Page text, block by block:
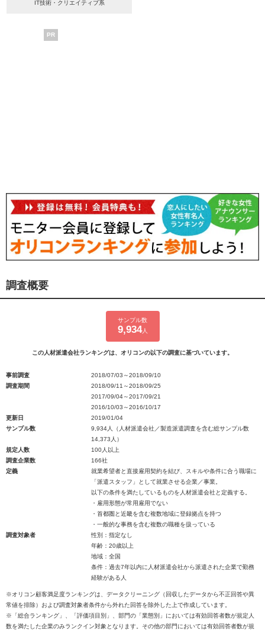
IT技術・クリエイティブ系
PR
調査概要
サンプル数
9,934人
この人材派遣会社ランキングは、オリコンの以下の調査に基づいています。
事前調査
2018/07/03～2018/09/10
調査期間
2018/09/11～2018/09/25
2017/09/04～2017/09/21
2016/10/03～2016/10/17
更新日
2019/01/04
サンプル数
9,934人（人材派遣会社／製造派遣調査を含む総サンプル数
14,373人）
規定人数
100人以上
調査企業数
166社
定義
就業希望者と直接雇用契約を結び、スキルや条件に合う職場に
「派遣スタッフ」として就業させる企業／事業。
以下の条件を満たしているものを人材派遣会社と定義する。
・雇用形態が常用雇用でない
・首都圏と近畿を含む複数地域に登録拠点を持つ
・一般的な事務を含む複数の職種を扱っている
調査対象者
性別：指定なし
年齢：20歳以上
地域：全国
条件：過去7年以内に人材派遣会社から派遣された企業で勤務
経験がある人
※オリコン顧客満足度ランキングは、データクリーニング（回収したデータから不正回答や異
常値を排除）および調査対象者条件から外れた回答を除外した上で作成しています。
※「総合ランキング」、「評価項目別」、部門の「業態別」においては有効回答者数が規定人
数を満たした企業のみランクイン対象となります。その他の部門においては有効回答者数が規